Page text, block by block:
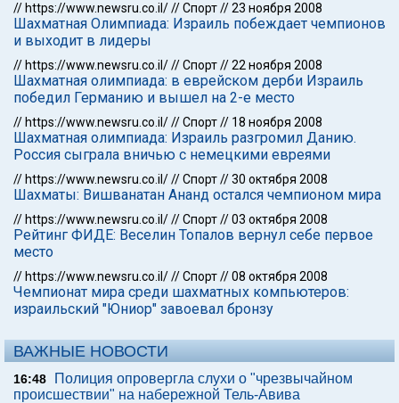
// https://www.newsru.co.il///Спорт//23 ноября 2008
Шахматная Олимпиада: Израиль побеждает чемпионов
и выходит в лидеры
// https://www.newsru.co.il///Спорт//22 ноября 2008
Шахматная олимпиада: в еврейском дерби Израиль
победил Германию и вышел на 2-е место
// https://www.newsru.co.il///Спорт// 18 ноября 2008
Шахматная олимпиада: Израиль разгромил Данию.
Россия сыграла вничью с немецкими евреями
// https://www.newsru.co.il///Спорт//30 октября 2008
Шахматы: Вишванатан Ананд остался чемпионом мира
// https://www.newsru.co.il///Спорт//03 октября 2008
Рейтинг ФИДЕ: Веселин Топалов вернул себе первое
место
// https://www.newsru.co.il///Спорт//08 октября 2008
Чемпионат мира среди шахматных компьютеров:
израильский "Юниор" завоевал бронзу
ВАЖНЫЕ НОВОСТИ
16:48
Полиция опровергла слухи о "чрезвычайном
происшествии" на набережной Тель-Авива